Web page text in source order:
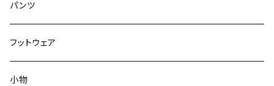
パンツ
フットウェア
小物